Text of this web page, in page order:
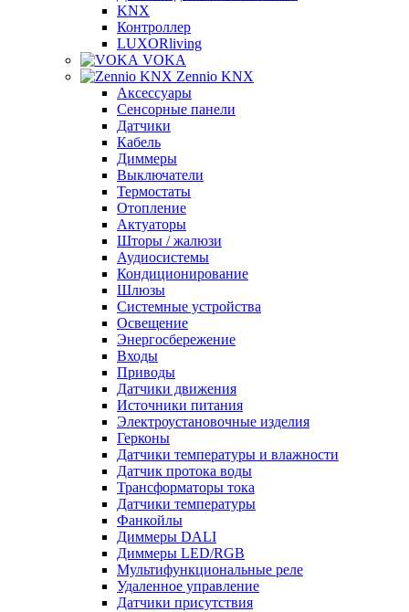
KNX
Контроллер
LUXORliving
VOKA
Zennio KNX
Аксессуары
Сенсорные панели
Датчики
Кабель
Диммеры
Выключатели
Термостаты
Отопление
Актуаторы
Шторы / жалюзи
Аудиосистемы
Кондиционирование
Шлюзы
Системные устройства
Освещение
Энергосбережение
Входы
Приводы
Датчики движения
Источники питания
Электроустановочные изделия
Герконы
Датчики температуры и влажности
Датчик протока воды
Трансформаторы тока
Датчики температуры
Фанкойлы
Диммеры DALI
Диммеры LED/RGB
Мультифункциональные реле
Удаленное управление
Датчики присутствия